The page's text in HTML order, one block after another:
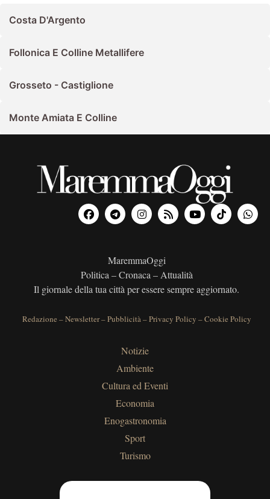
Costa D'Argento
Follonica E Colline Metallifere
Grosseto - Castiglione
Monte Amiata E Colline
MaremmaOggi
Politica – Cronaca – Attualità
Il giornale della tua città per essere sempre aggiornato.
Redazione –Newsletter–Pubblicità–Privacy Policy –Cookie Policy
Notizie
Ambiente
Cultura ed Eventi
Economia
Enogastronomia
Sport
Turismo